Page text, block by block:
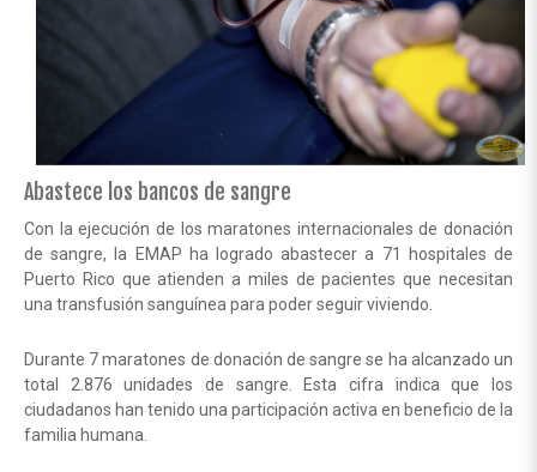
Abastece los bancos de sangre
Con la ejecución de los maratones internacionales de donación
de sangre, la EMAP ha logrado abastecer a 71 hospitales de
Puerto Rico que atienden a miles de pacientes que necesitan
una transfusión sanguínea para poder seguir viviendo.
Durante 7 maratones de donación de sangre se ha alcanzado un
total 2.876 unidades de sangre. Esta cifra indica que los
ciudadanos han tenido una participación activa en beneficio de la
familia humana.